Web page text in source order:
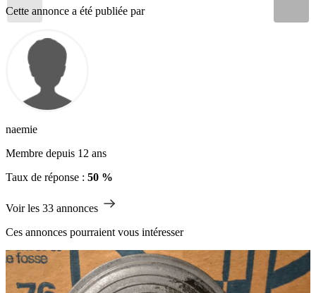
Cette annonce a été publiée par
naemie
Membre depuis 12 ans
Taux de réponse : 50 %
Voir les 33 annonces
Ces annonces pourraient vous intéresser